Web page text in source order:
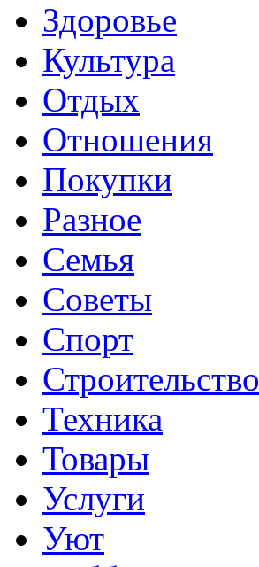
Здоровье
Культура
Отдых
Отношения
Покупки
Разное
Семья
Советы
Спорт
Строительство
Техника
Товары
Услуги
Уют